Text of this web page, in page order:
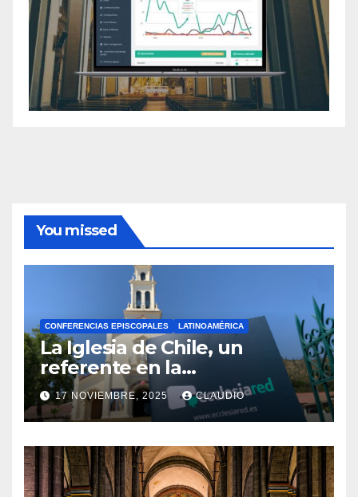
You missed
CONFERENCIAS EPISCOPALES LATINOAMÉRICA
La Iglesia de Chile, un
referente en la
transformación digital
gracias a Ecclesiared
17 NOVIEMBRE, 2025 CLAUDIO
N
O
H
A